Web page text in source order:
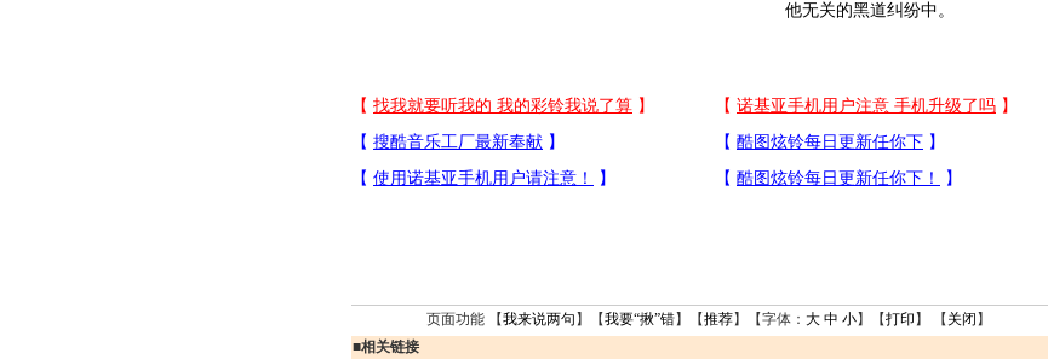
他无关的黑道纠纷中。
页面功能 【我来说两句 】【我要“揪”错】【推荐】【字体： 大 中 小】【打印 】 【 关闭 】
■相关链接